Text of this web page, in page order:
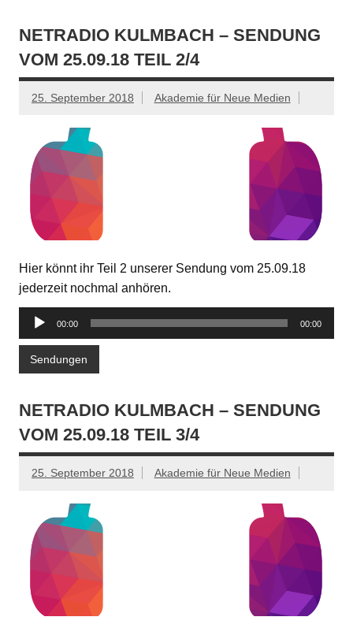
NETRADIO KULMBACH – SENDUNG
VOM 25.09.18 TEIL 2/4
25. September 2018 Akademie für Neue Medien
Hier könnt ihr Teil 2 unserer Sendung vom 25.09.18
jederzeit nochmal anhören.
Audio-
Player
00:00 00:00
Sendungen
NETRADIO KULMBACH – SENDUNG
VOM 25.09.18 TEIL 3/4
25. September 2018 Akademie für Neue Medien